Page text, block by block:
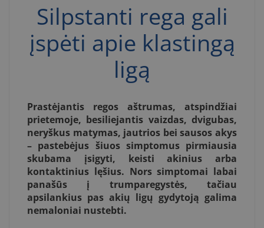
Silpstanti rega gali
įspėti apie klastingą
ligą
Prastėjantis regos aštrumas, atspindžiai
prietemoje, besiliejantis vaizdas, dvigubas,
neryškus matymas, jautrios bei sausos akys
– pastebėjus šiuos simptomus pirmiausia
skubama įsigyti, keisti akinius arba
kontaktinius lęšius. Nors simptomai labai
panašūs į trumparegystės, tačiau
apsilankius pas akių ligų gydytoją galima
nemaloniai nustebti.